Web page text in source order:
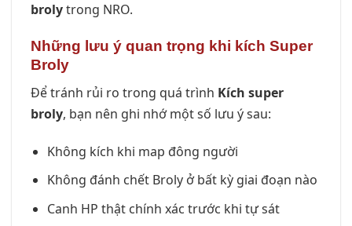
brolytrong NRO.
Những lưu ý quan trọng khi kích Super
Broly
Để tránh rủi ro trong quá trình Kích super
broly, bạn nên ghi nhớ một số lưu ý sau:
Không kích khi map đông người
Không đánh chết Broly ở bất kỳ giai đoạn nào
Canh HP thật chính xác trước khi tự sát